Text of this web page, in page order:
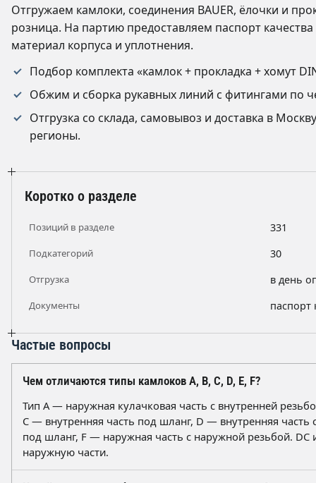
Отгружаем камлоки, соединения BAUER, ёлочки и
розница. На партию предоставляем паспорт
материал корпуса и уплотнения.
Подбор комплекта «камлок + прокладка + хомут
Обжим и сборка рукавных линий с фитингами по
Отгрузка со склада, самовывоз и доставка в
регионы.
Коротко о разделе
Позиций в разделе 331
Подкатегорий 30
Отгрузка в день
Документы паспорт
Частые вопросы
Чем отличаются типы камлоков A, B, C, D, E, F?
Тип A — наружная кулачковая часть с внутренней
C — внутренняя часть под шланг, D — внутренняя
под шланг, F — наружная часть с наружной резьбой.
наружную части.